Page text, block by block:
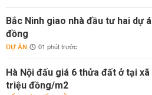
Bắc Ninh giao nhà đầu tư hai dự
đồng
DỰ ÁN 01 phút trước
Hà Nội đấu giá 6 thửa đất ở tại
triệu đồng/m2